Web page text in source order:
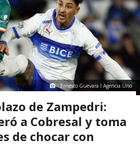
Ernesto Guevara I Agencia Uno
de Zampedri:
a Cobresal y toma
de chocar con